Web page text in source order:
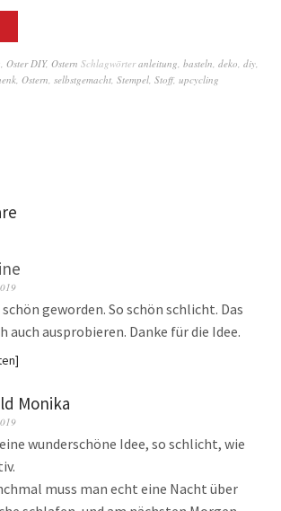
, Oster DIY, Ostern Schlagwörteranleitung, basteln, deko, diy,
, Ostern, selbstgemacht, Stempel, Stoff, upcycling
geworden. So schön schlicht. Das
auch ausprobieren. Danke für die Idee.
Monika
wunderschöne Idee, so schlicht, wie
muss man echt eine Nacht über